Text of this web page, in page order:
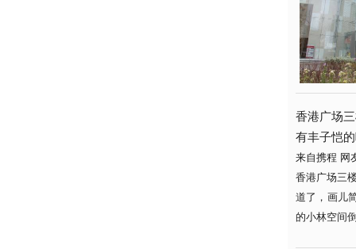
香港广场
有丰子恺
来自携程 网
香港广场三
道了，画儿
的小林空间